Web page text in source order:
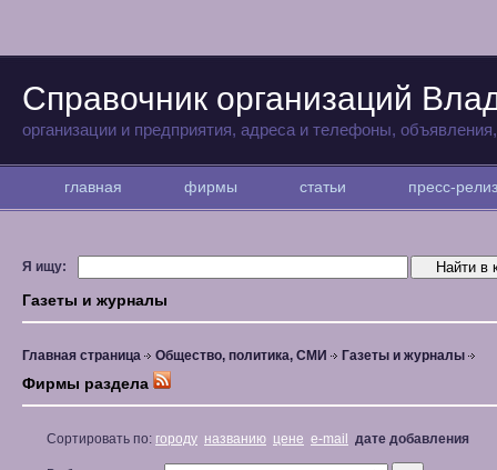
Справочник организаций
организации и предприятия, адреса и телефоны,
главная фирмы статьи пресс-
Я ищу:
Газеты и журналы
Главная страница Общество, политика, СМИ Газеты и журналы
Фирмы раздела
Сортировать по: городу названию цене e-mail дате добавления